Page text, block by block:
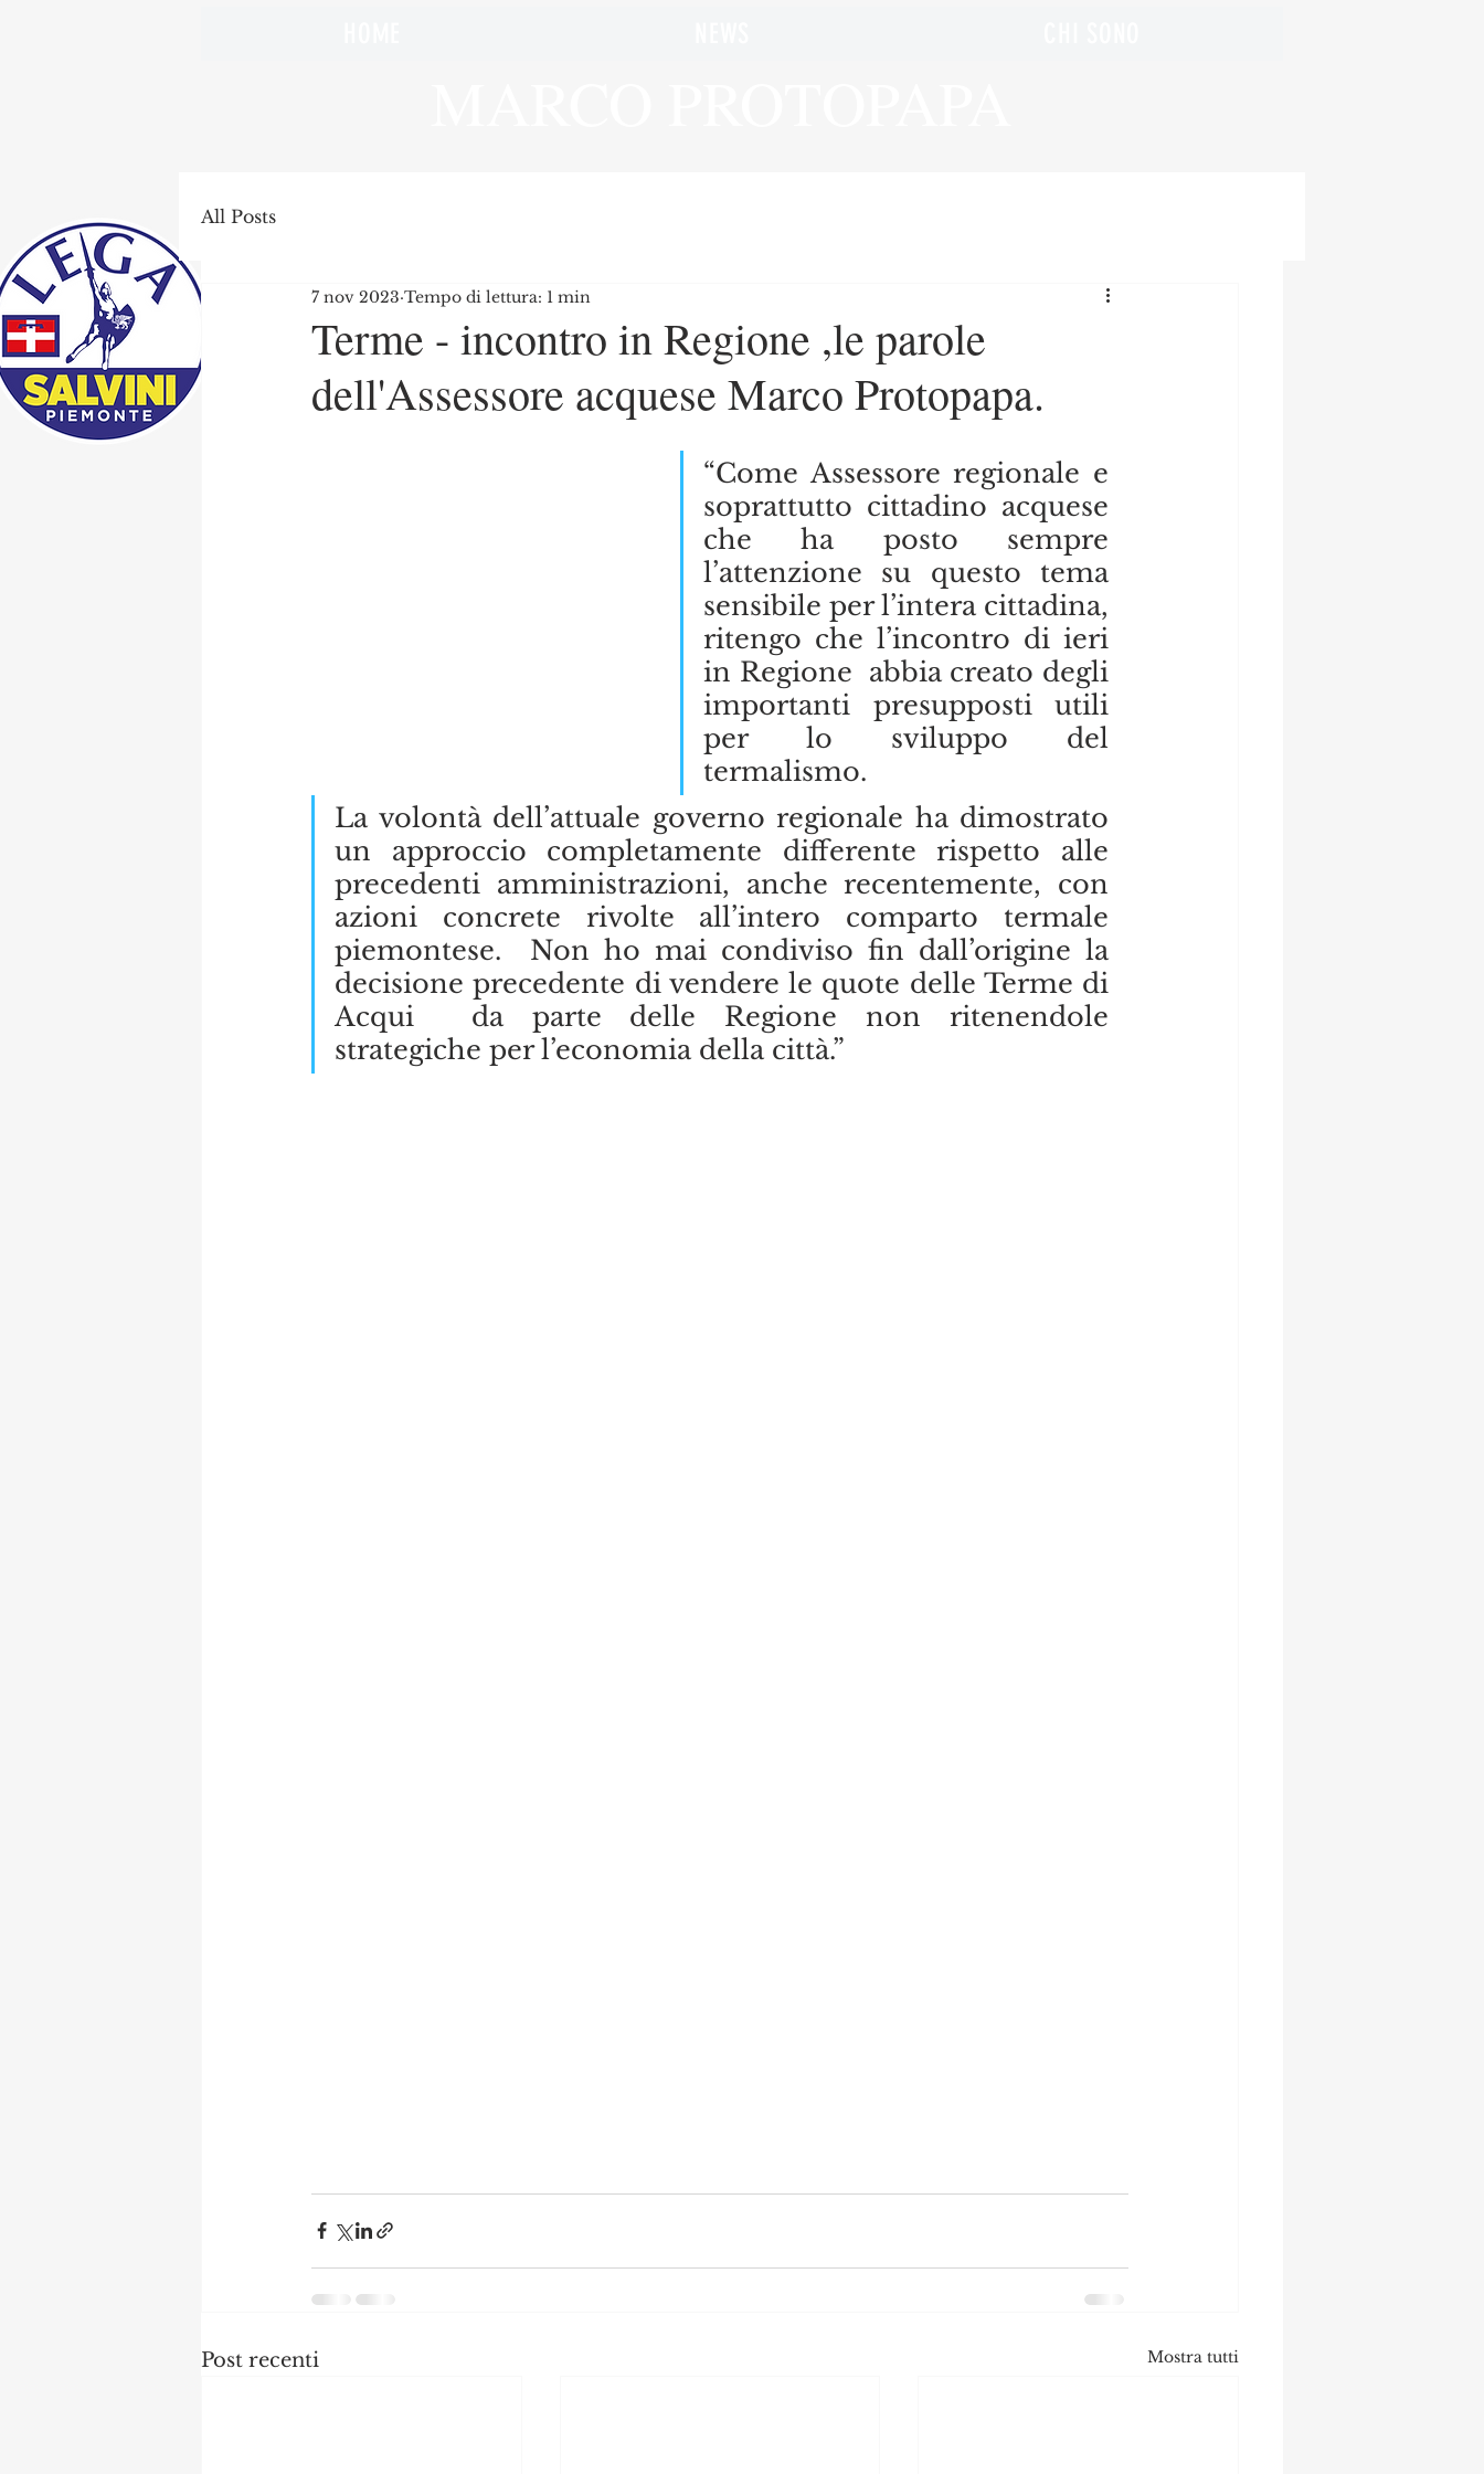
All Posts
Terme - incontro in Regione ,le parole
dell'Assessore acquese Marco Protopapa.
7 nov 2023 Tempo di lettura: 1 min
“Come Assessore regionale e
soprattutto cittadino acquese
che ha posto sempre
l’attenzione su questo tema
sensibile per l’intera cittadina,
ritengo che l’incontro di ieri
in Regione  abbia creato degli
importanti presupposti utili
per lo sviluppo del
termalismo.
La volontà dell’attuale governo regionale ha dimostrato
un approccio completamente differente rispetto alle
precedenti amministrazioni, anche recentemente, con
azioni concrete rivolte all’intero comparto termale
piemontese.  Non ho mai condiviso fin dall’origine la
decisione precedente di vendere le quote delle Terme di
Acqui  da parte delle Regione non ritenendole
strategiche per l’economia della città.”
Post recenti Mostra tutti